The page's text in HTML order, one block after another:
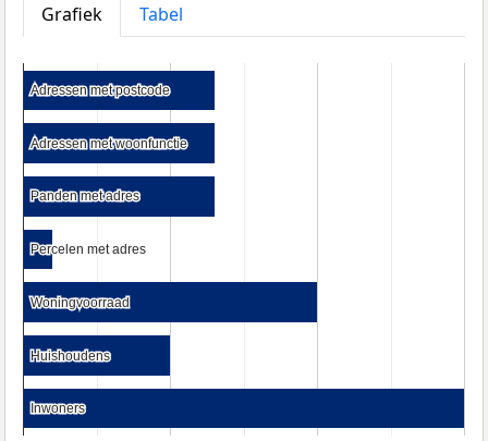
Grafiek
Tabel
Adressen met postcode
Adressen met postcode
Adressen met woonfunctie
Adressen met woonfunctie
Panden met adres
Panden met adres
Percelen met adres
Percelen met adres
Woningvoorraad
Woningvoorraad
Huishoudens
Huishoudens
Inwoners
Inwoners